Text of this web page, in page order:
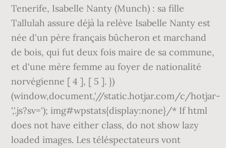
Tenerife, Isabelle Nanty (Munch) : sa fille
Tallulah assure déjà la relève Isabelle Nanty est
née d'un père français bûcheron et marchand
de bois, qui fut deux fois maire de sa commune,
et d'une mère femme au foyer de nationalité
norvégienne [ 4 ], [ 5 ]. })
(window,document,'//static.hotjar.com/c/hotjar-
','.js?sv='); img#wpstats{display:none}/* If html
does not have either class, do not show lazy
loaded images. Les téléspectateurs vont